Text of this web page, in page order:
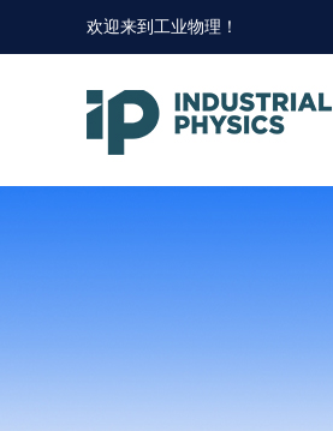
欢迎来到 工业物理 ！